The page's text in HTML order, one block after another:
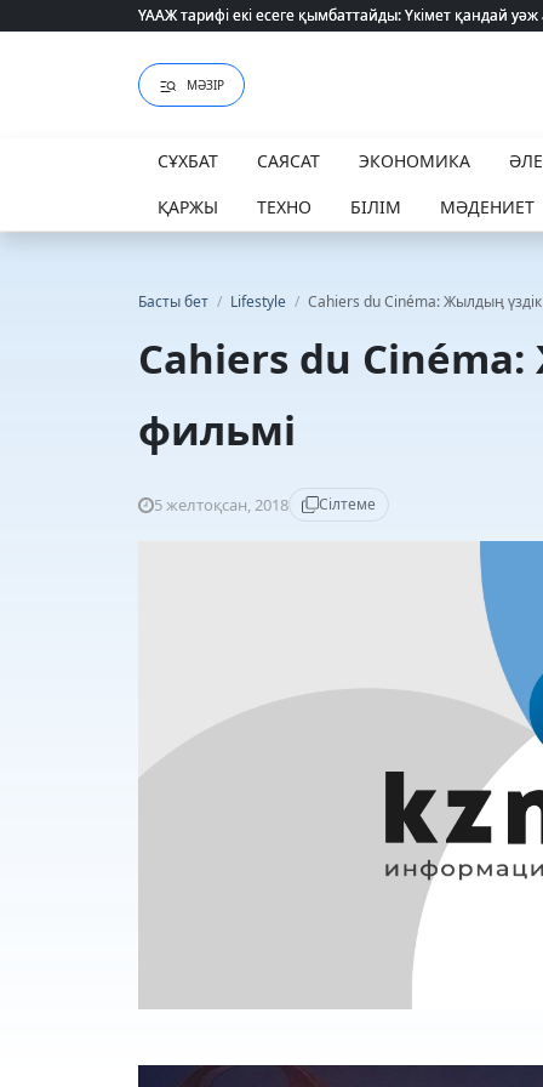
ҮААЖ тарифі екі есеге қымбаттайды: Үкімет қандай
ҮААЖ тарифі екі есеге қымбаттайды: Үкімет қандай
МӘЗІР
СҰХБАТ САЯСАТ ЭКОНОМИКА
ҚАРЖЫ
ТЕХНО БІЛІМ МӘДЕНИЕТ
Басты бет / Lifestyle / Cahiers du Cinéma: Жылдың
Cahiers du
фильмі
5 желтоқсан, 2018 Сілтеме